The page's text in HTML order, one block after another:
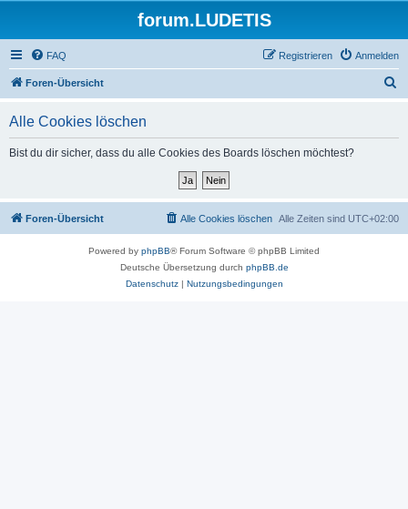
forum.LUDETIS
FAQ Anmelden
Registrieren
Foren-Übersicht
Alle Cookies löschen
Bist du dir sicher, dass du alle Cookies des Boards löschen möchtest?
Foren-Übersicht Alle Zeiten sind UTC+02:00
Alle Cookies löschen
Powered by phpBB® Forum Software © phpBB Limited
Deutsche Übersetzung durch phpBB.de
Datenschutz| Nutzungsbedingungen